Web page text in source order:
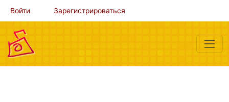
Войти Зарегистрироваться